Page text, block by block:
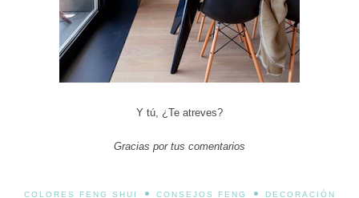
Y tú, ¿Te atreves?
Gracias por tus comentarios
COLORES FENG SHUI • CONSEJOS FENG • DECORACIÓN